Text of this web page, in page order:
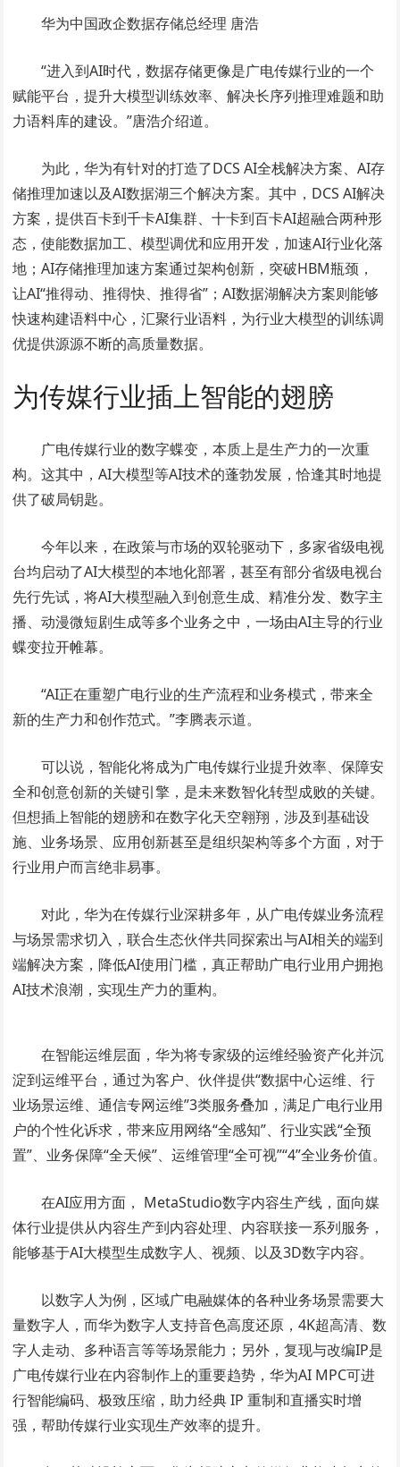
华为中国政企数据存储总经理 唐浩
“进入到AI时代，数据存储更像是广电传媒行业的一个
赋能平台，提升大模型训练效率、解决长序列推理难题和助
力语料库的建设。”唐浩介绍道。
为此，华为有针对的打造了DCS AI全栈解决方案、AI存
储推理加速以及AI数据湖三个解决方案。其中，DCS AI解决
方案，提供百卡到千卡AI集群、十卡到百卡AI超融合两种形
态，使能数据加工、模型调优和应用开发，加速AI行业化落
地；AI存储推理加速方案通过架构创新，突破HBM瓶颈，
让AI“推得动、推得快、推得省”；AI数据湖解决方案则能够
快速构建语料中心，汇聚行业语料，为行业大模型的训练调
优提供源源不断的高质量数据。
为传媒行业插上智能的翅膀
广电传媒行业的数字蝶变，本质上是生产力的一次重
构。这其中，AI大模型等AI技术的蓬勃发展，恰逢其时地提
供了破局钥匙。
今年以来，在政策与市场的双轮驱动下，多家省级电视
台均启动了AI大模型的本地化部署，甚至有部分省级电视台
先行先试，将AI大模型融入到创意生成、精准分发、数字主
播、动漫微短剧生成等多个业务之中，一场由AI主导的行业
蝶变拉开帷幕。
“AI正在重塑广电行业的生产流程和业务模式，带来全
新的生产力和创作范式。”李腾表示道。
可以说，智能化将成为广电传媒行业提升效率、保障安
全和创意创新的关键引擎，是未来数智化转型成败的关键。
但想插上智能的翅膀和在数字化天空翱翔，涉及到基础设
施、业务场景、应用创新甚至是组织架构等多个方面，对于
行业用户而言绝非易事。
对此，华为在传媒行业深耕多年，从广电传媒业务流程
与场景需求切入，联合生态伙伴共同探索出与AI相关的端到
端解决方案，降低AI使用门槛，真正帮助广电行业用户拥抱
AI技术浪潮，实现生产力的重构。
在智能运维层面，华为将专家级的运维经验资产化并沉
淀到运维平台，通过为客户、伙伴提供“数据中心运维、行
业场景运维、通信专网运维”3类服务叠加，满足广电行业用
户的个性化诉求，带来应用网络“全感知”、行业实践“全预
置”、业务保障“全天候”、运维管理“全可视”“4”全业务价值。
在AI应用方面， MetaStudio数字内容生产线，面向媒
体行业提供从内容生产到内容处理、内容联接一系列服务，
能够基于AI大模型生成数字人、视频、以及3D数字内容。
以数字人为例，区域广电融媒体的各种业务场景需要大
量数字人，而华为数字人支持音色高度还原，4K超高清、数
字人走动、多种语言等等场景能力；另外，复现与改编IP是
广电传媒行业在内容制作上的重要趋势，华为AI MPC可进
行智能编码、极致压缩，助力经典 IP 重制和直播实时增
强，帮助传媒行业实现生产效率的提升。